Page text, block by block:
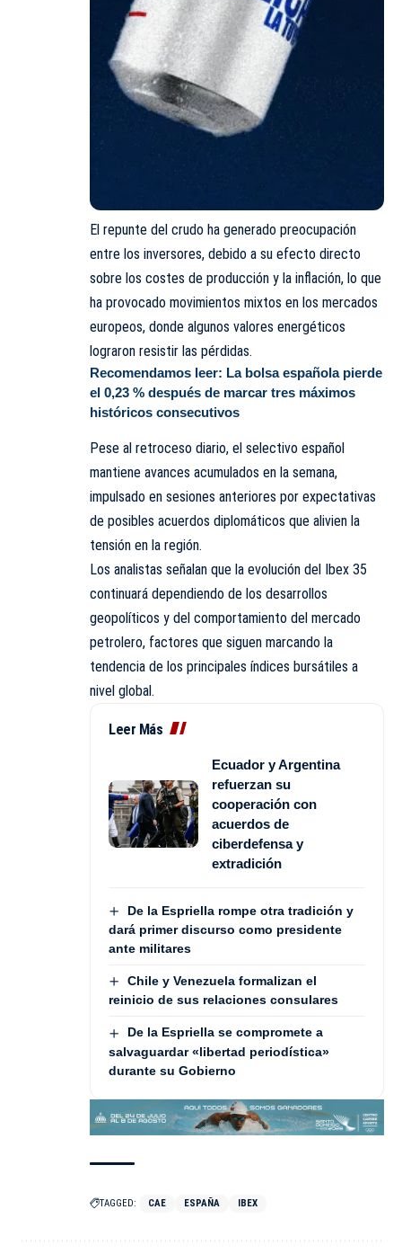
El repunte del crudo ha generado preocupación
entre los inversores, debido a su efecto directo
sobre los costes de producción y la inflación, lo que
ha provocado movimientos mixtos en los mercados
europeos, donde algunos valores energéticos
lograron resistir las pérdidas.
Recomendamos leer: La bolsa española pierde
el 0,23 % después de marcar tres máximos
históricos consecutivos
Pese al retroceso diario, el selectivo español
mantiene avances acumulados en la semana,
impulsado en sesiones anteriores por expectativas
de posibles acuerdos diplomáticos que alivien la
tensión en la región.
Los analistas señalan que la evolución del Ibex 35
continuará dependiendo de los desarrollos
geopolíticos y del comportamiento del mercado
petrolero, factores que siguen marcando la
tendencia de los principales índices bursátiles a
nivel global.
Leer Más
Ecuador y Argentina
refuerzan su
cooperación con
acuerdos de
ciberdefensa y
extradición
De la Espriella rompe otra tradición y
dará primer discurso como presidente
ante militares
Chile y Venezuela formalizan el
reinicio de sus relaciones consulares
De la Espriella se compromete a
salvaguardar «libertad periodística»
durante su Gobierno
TAGGED: CAE ESPAÑA IBEX